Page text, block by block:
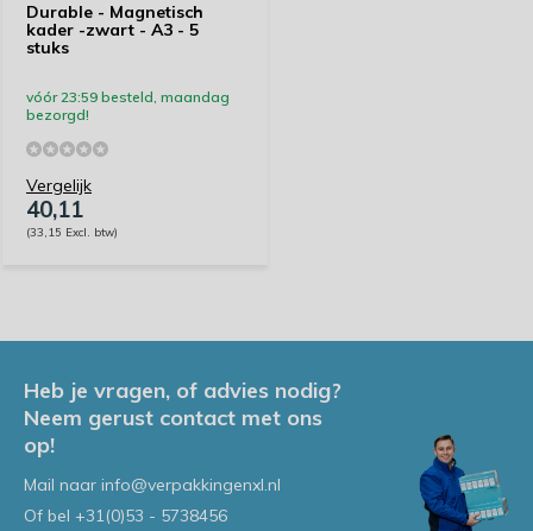
Durable - Magnetisch
kader -zwart - A3 - 5
stuks
vóór 23:59 besteld, maandag
bezorgd!
Vergelijk
40,11
(33,15 Excl. btw)
Heb je vragen, of advies nodig?
Neem gerust contact met ons
op!
Mail naar info@verpakkingenxl.nl
Of bel +31(0)53 - 5738456